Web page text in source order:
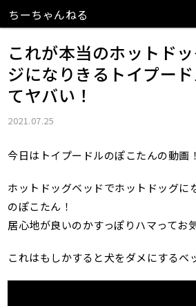
ちーちゃんねる
これが本当のホットド
ジになりきるトイプー
てヤバい！
2021.07.25
今日はトイプードルのぽこたんの動画！
ホットドッグベッドでホットドッグに
のぽこたん！
居心地が良いのかすっぽりハマってお
これはもしかすると犬をダメにするベ